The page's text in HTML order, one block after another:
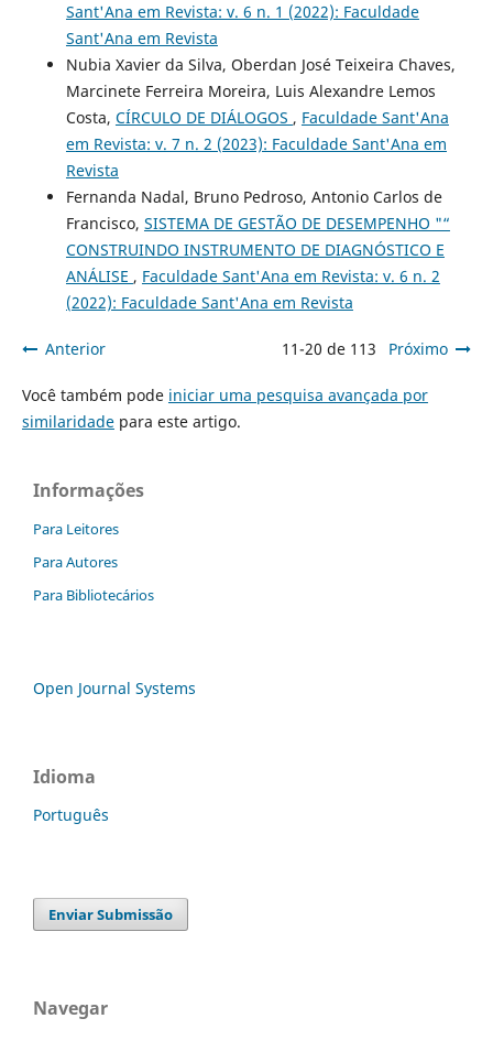
Sant'Ana em Revista: v. 6 n. 1 (2022): Faculdade
Sant'Ana em Revista
Nubia Xavier da Silva, Oberdan José Teixeira Chaves,
Marcinete Ferreira Moreira, Luis Alexandre Lemos
Costa, CÍRCULO DE DIÁLOGOS , Faculdade Sant'Ana
em Revista: v. 7 n. 2 (2023): Faculdade Sant'Ana em
Revista
Fernanda Nadal, Bruno Pedroso, Antonio Carlos de
Francisco, SISTEMA DE GESTÃO DE DESEMPENHO "“
CONSTRUINDO INSTRUMENTO DE DIAGNÓSTICO E
ANÁLISE , Faculdade Sant'Ana em Revista: v. 6 n. 2
(2022): Faculdade Sant'Ana em Revista
Anterior 11-20 de 113 Próximo
Você também pode iniciar uma pesquisa avançada por
similaridadepara este artigo.
Informações
Para Leitores
Para Autores
Para Bibliotecários
Open Journal Systems
Idioma
Português
Enviar Submissão
Navegar